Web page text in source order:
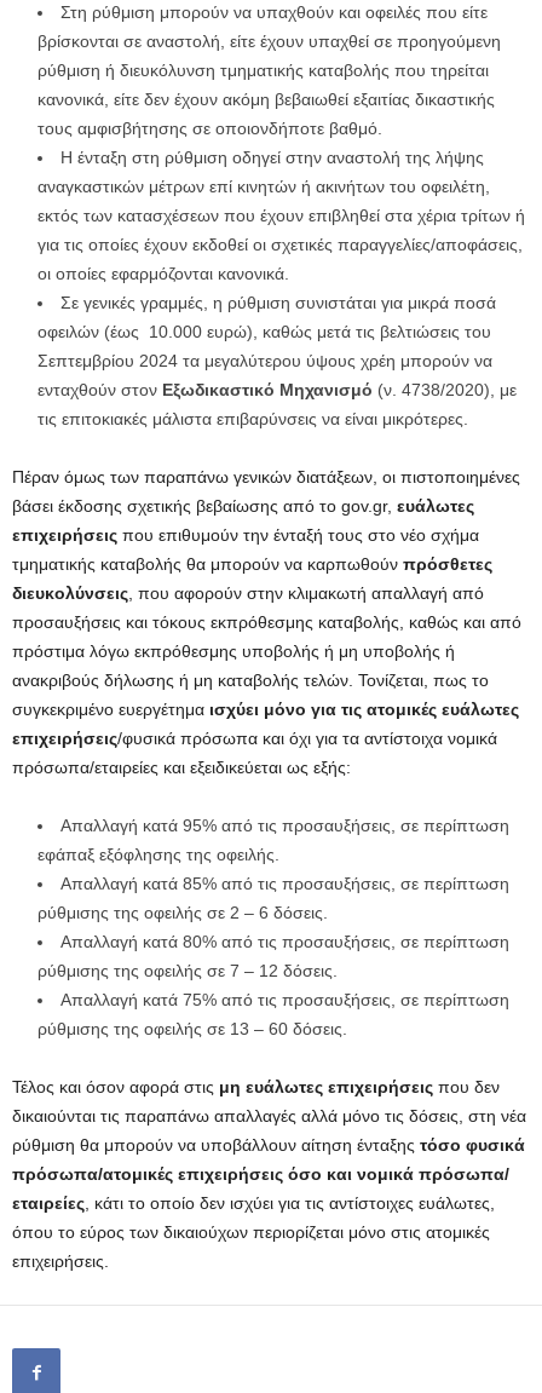
Στη ρύθμιση μπορούν να υπαχθούν και οφειλές που είτε
βρίσκονται σε αναστολή, είτε έχουν υπαχθεί σε προηγούμενη
ρύθμιση ή διευκόλυνση τμηματικής καταβολής που τηρείται
κανονικά, είτε δεν έχουν ακόμη βεβαιωθεί εξαιτίας δικαστικής
τους αμφισβήτησης σε οποιονδήποτε βαθμό.
Η ένταξη στη ρύθμιση οδηγεί στην αναστολή της λήψης
αναγκαστικών μέτρων επί κινητών ή ακινήτων του οφειλέτη,
εκτός των κατασχέσεων που έχουν επιβληθεί στα χέρια τρίτων ή
για τις οποίες έχουν εκδοθεί οι σχετικές παραγγελίες/αποφάσεις,
οι οποίες εφαρμόζονται κανονικά.
Σε γενικές γραμμές, η ρύθμιση συνιστάται για μικρά ποσά
οφειλών (έως 10.000 ευρώ), καθώς μετά τις βελτιώσεις του
Σεπτεμβρίου 2024 τα μεγαλύτερου ύψους χρέη μπορούν να
ενταχθούν στον Εξωδικαστικό Μηχανισμό (ν. 4738/2020), με
τις επιτοκιακές μάλιστα επιβαρύνσεις να είναι μικρότερες.
Πέραν όμως των παραπάνω γενικών διατάξεων, οι πιστοποιημένες
βάσει έκδοσης σχετικής βεβαίωσης από το gov.gr, ευάλωτες
επιχειρήσεις που επιθυμούν την ένταξή τους στο νέο σχήμα
τμηματικής καταβολής θα μπορούν να καρπωθούν πρόσθετες
διευκολύνσεις , που αφορούν στην κλιμακωτή απαλλαγή από
προσαυξήσεις και τόκους εκπρόθεσμης καταβολής, καθώς και από
πρόστιμα λόγω εκπρόθεσμης υποβολής ή μη υποβολής ή
ανακριβούς δήλωσης ή μη καταβολής τελών. Τονίζεται, πως το
συγκεκριμένο ευεργέτημα ισχύει μόνο για τις ατομικές ευάλωτες
επιχειρήσεις/φυσικά πρόσωπα και όχι για τα αντίστοιχα νομικά
πρόσωπα/εταιρείες και εξειδικεύεται ως εξής:
Απαλλαγή κατά 95% από τις προσαυξήσεις, σε περίπτωση
εφάπαξ εξόφλησης της οφειλής.
Απαλλαγή κατά 85% από τις προσαυξήσεις, σε περίπτωση
ρύθμισης της οφειλής σε 2 – 6 δόσεις.
Απαλλαγή κατά 80% από τις προσαυξήσεις, σε περίπτωση
ρύθμισης της οφειλής σε 7 – 12 δόσεις.
Απαλλαγή κατά 75% από τις προσαυξήσεις, σε περίπτωση
ρύθμισης της οφειλής σε 13 – 60 δόσεις.
Τέλος και όσον αφορά στις μη ευάλωτες επιχειρήσεις που δεν
δικαιούνται τις παραπάνω απαλλαγές αλλά μόνο τις δόσεις, στη νέα
ρύθμιση θα μπορούν να υποβάλλουν αίτηση ένταξης τόσο φυσικά
πρόσωπα/ατομικές επιχειρήσεις όσο και νομικά πρόσωπα/
εταιρείες , κάτι το οποίο δεν ισχύει για τις αντίστοιχες ευάλωτες,
όπου το εύρος των δικαιούχων περιορίζεται μόνο στις ατομικές
επιχειρήσεις.